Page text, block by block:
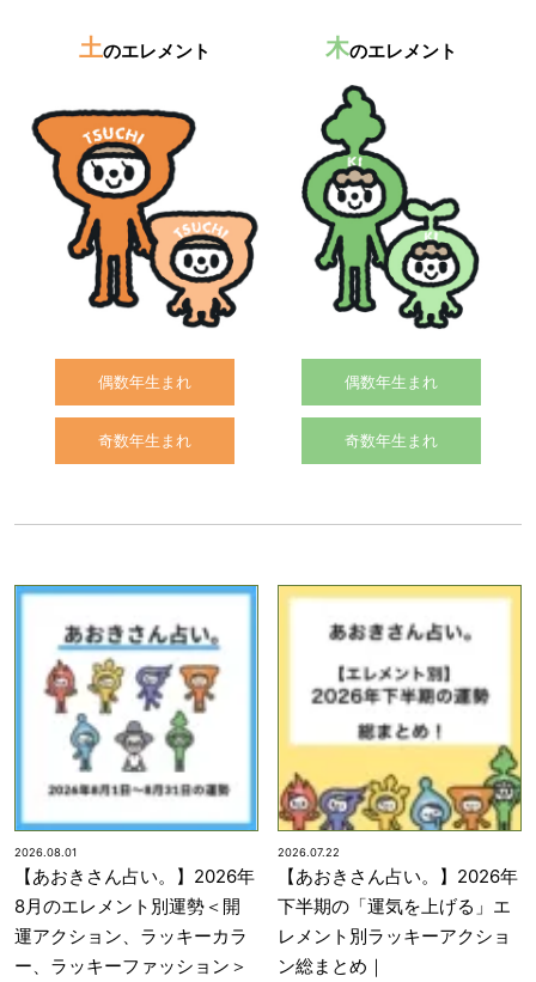
土のエレメント
偶数年生まれ
奇数年生まれ
木のエレメント
偶数年生まれ
奇数年生まれ
2026.08.01
【あおきさん占い。】2026年
8月のエレメント別運勢＜開
運アクション、ラッキーカラ
ー、ラッキーファッション＞
2026.07.22
【あおきさん占い。】2026年
下半期の「運気を上げる」エ
レメント別ラッキーアクショ
ン総まとめ｜